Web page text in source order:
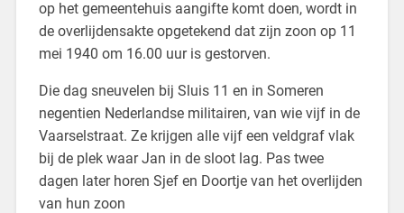
op het gemeentehuis aangifte komt doen, wordt in
de overlijdensakte opgetekend dat zijn zoon op 11
mei 1940 om 16.00 uur is gestorven.
Die dag sneuvelen bij Sluis 11 en in Someren
negentien Nederlandse militairen, van wie vijf in de
Vaarselstraat. Ze krijgen alle vijf een veldgraf vlak
bij de plek waar Jan in de sloot lag. Pas twee
dagen later horen Sjef en Doortje van het overlijden
van hun zoon